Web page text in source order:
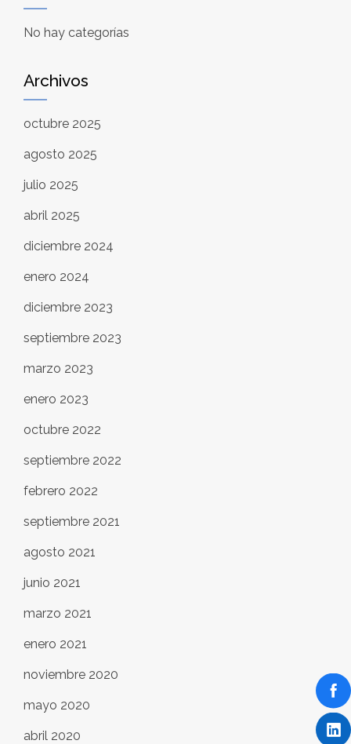
No hay categorías
Archivos
octubre 2025
agosto 2025
julio 2025
abril 2025
diciembre 2024
enero 2024
diciembre 2023
septiembre 2023
marzo 2023
enero 2023
octubre 2022
septiembre 2022
febrero 2022
septiembre 2021
agosto 2021
junio 2021
marzo 2021
enero 2021
noviembre 2020
mayo 2020
abril 2020